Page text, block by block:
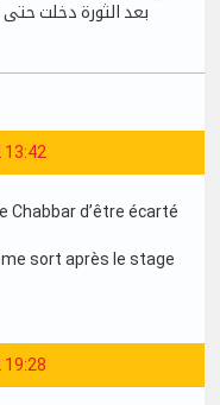
بعد الثورة دخلت
13:42
Chabbar d’être écarté
sort après le stage